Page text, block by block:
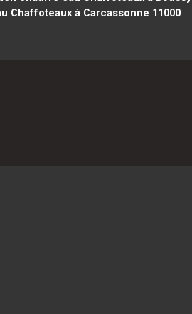
à Carcassonne 11000